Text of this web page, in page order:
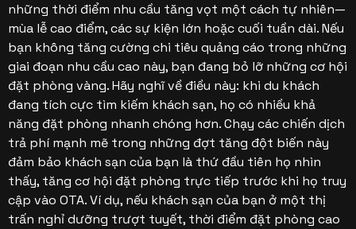
những thời điểm nhu cầu tăng vọt một cách tự nhiên—
mùa lễ cao điểm, các sự kiện lớn hoặc cuối tuần dài. Nếu
bạn không tăng cường chi tiêu quảng cáo trong những
giai đoạn nhu cầu cao này, bạn đang bỏ lỡ những cơ hội
đặt phòng vàng.Hãy nghĩ về điều này: khi du khách
đang tích cực tìm kiếm khách sạn, họ có nhiều khả
năng đặt phòng nhanh chóng hơn. Chạy các chiến dịch
trả phí mạnh mẽ trong những đợt tăng đột biến này
đảm bảo khách sạn của bạn là thứ đầu tiên họ nhìn
thấy, tăng cơ hội đặt phòng trực tiếp trước khi họ truy
cập vào OTA.Ví dụ, nếu khách sạn của bạn ở một thị
trấn nghỉ dưỡng trượt tuyết, thời điểm đặt phòng cao